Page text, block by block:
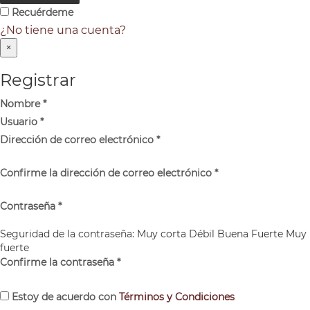
Recuérdeme
¿No tiene una cuenta?
×
Registrar
Nombre*
Usuario *
Dirección de correo electrónico *
Confirme la dirección de correo electrónico *
Contraseña *
Seguridad de la contraseña: Muy corta Débil Buena Fuerte Muy
fuerte
Confirme la contraseña *
Estoy de acuerdo con Términos y Condiciones